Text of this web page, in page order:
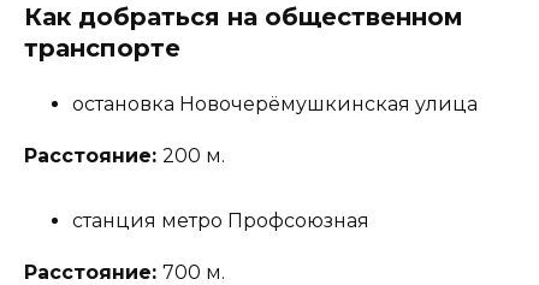
Как добраться на общественном
транспорте
остановка Новочерёмушкинская улица
Расстояние: 200 м.
станция метро Профсоюзная
Расстояние: 700 м.